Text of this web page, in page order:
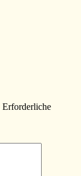
Erforderliche